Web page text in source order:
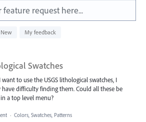
feature request here...
New My feedback
Swatches
want to use the USGS lithological swatches, I
have difficulty finding them. Could all these be
a top level menu?
· Colors, Swatches, Patterns